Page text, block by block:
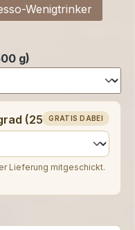
Wenigtrinker
g)
GRATIS DABEI
(250 g)
Lieferung mitgeschickt.